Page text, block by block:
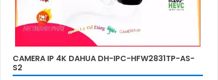
CAMERA IP 4K DAHUA DH-IPC-HFW2831TP-AS-
S2